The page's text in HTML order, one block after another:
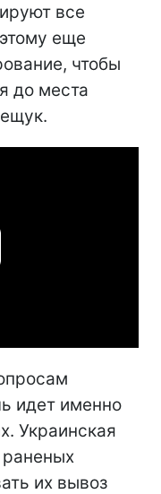
все
еще
чтобы
до места
идет именно
Украинская
раненых
их вывоз